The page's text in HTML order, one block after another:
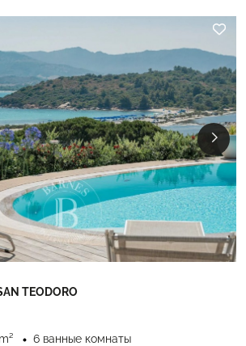
TEODORO
6 ванные комнаты